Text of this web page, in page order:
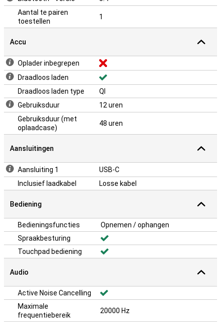
een USB-C poort, waardoor je altijd snel en gemakkelijk kunt
opladen. Als je active noise cancelling uit hebt staan heb je tot 12
uur luistertijd en tot 48 uur in totaal inclusief de oplaadcase. Heb je
liever active noise cancelling altijd aan staan, dan kan je tot 8 uur
luisteren en tot 30 uur in totaal met de oplaadcase.
Aantal te pairen
toestellen
1
Accu
Oplader inbegrepen
Draadloos laden
Draadloos laden type
QI
Gebruiksduur
12 uren
Gebruiksduur (met
oplaadcase)
48 uren
Aansluitingen
Aansluiting 1
USB-C
Inclusief laadkabel
Losse kabel
Bediening
Bedieningsfuncties
Opnemen / ophangen
Spraakbesturing
Touchpad bediening
Audio
Active Noise Cancelling
Maximale
frequentiebereik
20000 Hz